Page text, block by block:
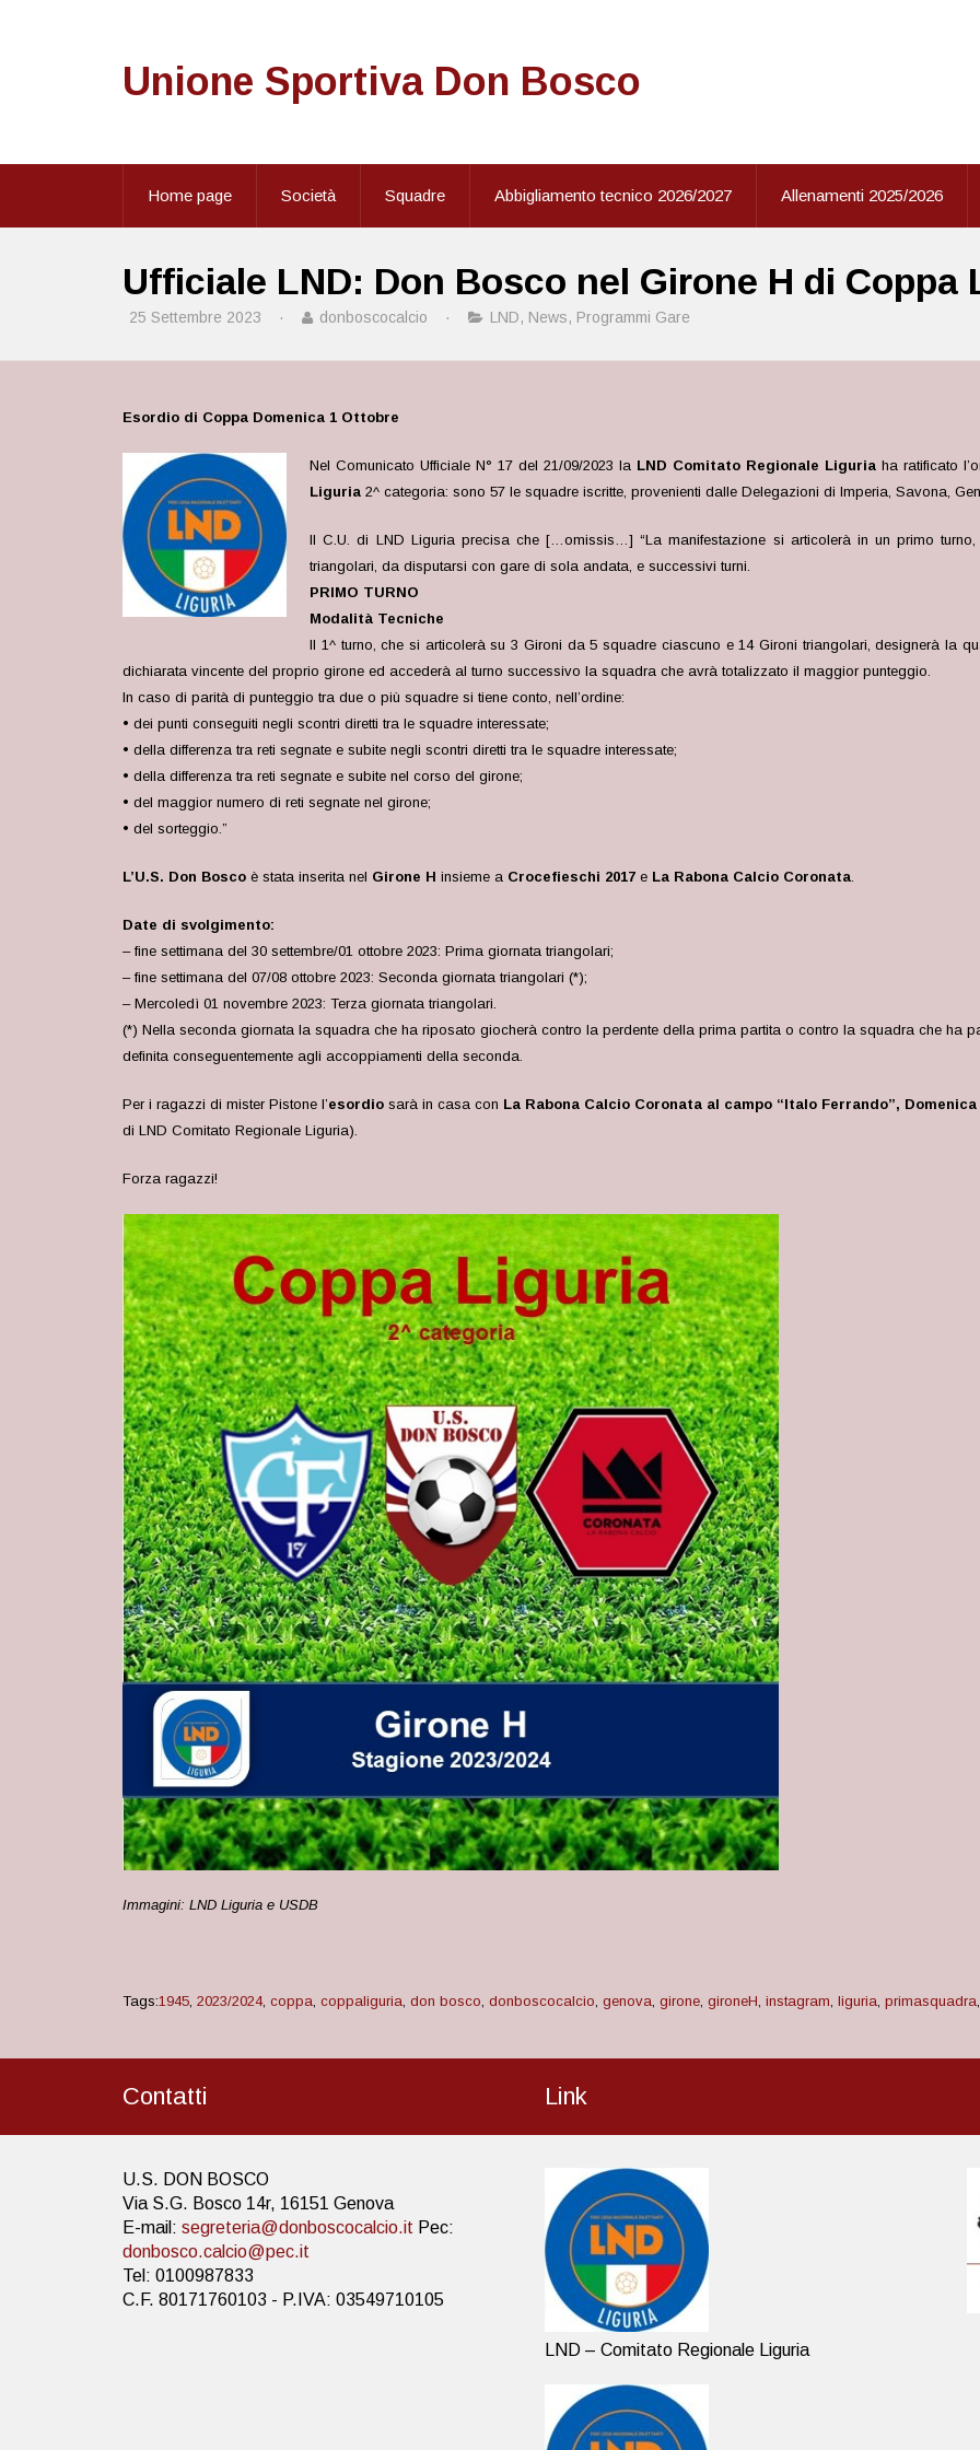
Unione Sportiva Don Bosco
Home page Società Squadre Abbigliamento tecnico 2026/2027 Allenamenti 2025/2026
Ufficiale LND: Don Bosco nel Girone H di Coppa
25 Settembre 2023 · donboscocalcio · LND, News, Programmi Gare
Esordio di Coppa Domenica 1 Ottobre
Nel Comunicato Ufficiale N° 17 del 21/09/2023 la LND Comitato Regionale Liguriaha ratificato
Liguria 2^ categoria: sono 57 le squadre iscritte, provenienti dalle Delegazioni di Imperia, Savona,
Il C.U. di LND Liguria precisa che […omissis…] “La manifestazione si articolerà in un primo
triangolari, da disputarsi con gare di sola andata, e successivi turni.
PRIMO TURNO
Modalità Tecniche
Il 1^ turno, che si articolerà su 3 Gironi da 5 squadre ciascuno e 14 Gironi triangolari, designerà la
dichiarata vincente del proprio girone ed accederà al turno successivo la squadra che avrà totalizzato il maggior punteggio.
In caso di parità di punteggio tra due o più squadre si tiene conto, nell’ordine:
• dei punti conseguiti negli scontri diretti tra le squadre interessate;
• della differenza tra reti segnate e subite negli scontri diretti tra le squadre interessate;
• della differenza tra reti segnate e subite nel corso del girone;
• del maggior numero di reti segnate nel girone;
• del sorteggio.”
L’U.S. Don Bosco è stata inserita nel Girone H insieme a Crocefieschi 2017 e La Rabona Calcio Coronata.
Date di svolgimento:
– fine settimana del 30 settembre/01 ottobre 2023: Prima giornata triangolari;
– fine settimana del 07/08 ottobre 2023: Seconda giornata triangolari (*);
– Mercoledì 01 novembre 2023: Terza giornata triangolari.
(*) Nella seconda giornata la squadra che ha riposato giocherà contro la perdente della prima partita o contro la squadra che ha
definita conseguentemente agli accoppiamenti della seconda.
Per i ragazzi di mister Pistone l’esordio sarà in casa con La Rabona Calcio Coronata al campo “Italo Ferrando”,
di LND Comitato Regionale Liguria).
Forza ragazzi!
Immagini: LND Liguria e USDB
Tags:1945, 2023/2024, coppa, coppaliguria, don bosco, donboscocalcio, genova, girone, gironeH, instagram, liguria, primasquadra
Contatti
U.S. DON BOSCO
Via S.G. Bosco 14r, 16151 Genova
E-mail: segreteria@donboscocalcio.it Pec:
donbosco.calcio@pec.it
Tel: 0100987833
C.F. 80171760103 - P.IVA: 03549710105
Link
LND – Comitato Regionale Liguria